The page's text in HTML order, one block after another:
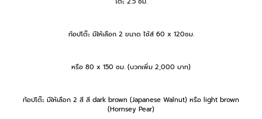
ท้อปโต๊ะ มีให้เลือก 2 ขนาด ไซ้ส์ 60 x 120ซม.
หรือ 80 x 150 ซม. (บวกเพิ่ม 2,000 บาท)
ท้อปโต๊ะ มีให้เลือก 2 สี สี dark brown (Japanese Walnut) หรือ light brown
(Hornsey Pear)